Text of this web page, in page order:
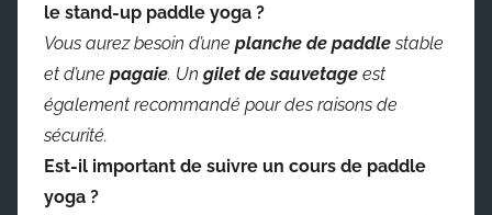
le stand-up paddle yoga ?
Vous aurez besoin d’une planche de paddlestable
et d’une pagaie. Un gilet de sauvetage est
également recommandé pour des raisons de
sécurité.
Est-il important de suivre un cours de paddle
yoga ?